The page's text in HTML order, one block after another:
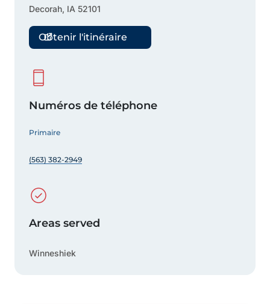
Decorah, IA 52101
Obtenir l'itinéraire
Numéros de téléphone
Primaire
(563) 382-2949
Areas served
Winneshiek